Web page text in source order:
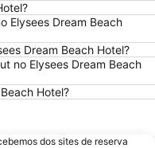
Elysees Dream Beach
Dream Beach Hotel?
no Elysees Dream Beach
Hotel?
dos sites de reserva